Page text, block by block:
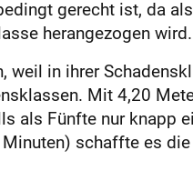
gerecht ist, da
herangezogen wird.
weil in ihrer
Mit 4,20
als Fünfte nur knapp
schaffte es